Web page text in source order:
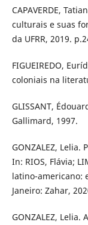
CAPAVERDE,
culturais e suas
da UFRR, 2019.
FIGUEIREDO,
coloniais na
GLISSANT,
Gallimard, 1997.
GONZALEZ,
In: RIOS, Flávia;
latino-americano:
Janeiro: Zahar,
GONZALEZ,